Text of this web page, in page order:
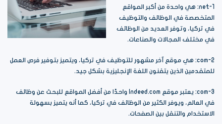
1-net: هي واحدة من أكبر المواقع
المتخصصة في الوظائف والتوظيف
في تركيا، وتوفر العديد من الوظائف
في مختلف المجالات والصناعات.
2-com: هي موقع آخر مشهور للتوظيف في تركيا، ويتميز بتوفير فرص العمل
للمتقدمين الذين يتقنون اللغة الإنجليزية بشكل جيد.
3-com: يعتبر موقع Indeed.com واحدًا من أفضل المواقع للبحث عن وظائف
في العالم، ويوفر الكثير من الوظائف في تركيا، كما أنه يتميز بسهولة
الاستخدام والتنقل بين الصفحات.